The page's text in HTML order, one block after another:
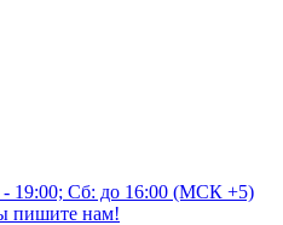
19:00; Сб: до 16:00 (МСК +5)
пишите нам!